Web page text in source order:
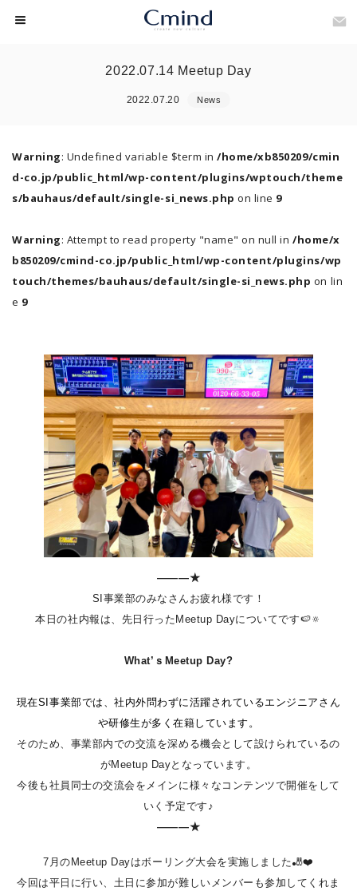
2022.07.14 Meetup Day
2022.07.20 News
Warning: Undefined variable $term in/home/xb850209/cmin
d-co.jp/public_html/wp-content/plugins/wptouch/theme
s/bauhaus/default/single-si_news.php on line 9
Warning: Attempt to read property "name" on null in/home/x
b850209/cmind-co.jp/public_html/wp-content/plugins/wp
touch/themes/bauhaus/default/single-si_news.php on lin
e 9
―――★
SI事業部のみなさんお疲れ様です！
本日の社内報は、先日行ったMeetup Dayについてです🍉🔅
What’ｓMeetup Day?
現在SI事業部では、社内外問わずに活躍されているエンジニアさん
や研修生が多く在籍しています。
そのため、事業部内での交流を深める機会として設けられているの
がMeetup Dayとなっています。
今後も社員同士の交流会をメインに様々なコンテンツで開催をして
いく予定です♪
―――★
7月のMeetup Dayはボーリング大会を実施しました🎳❤️
今回は平日に行い、土日に参加が難しいメンバーも参加してくれま